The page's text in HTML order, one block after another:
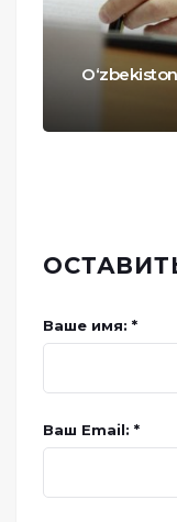
Ваше имя: *
Ваш Email: *